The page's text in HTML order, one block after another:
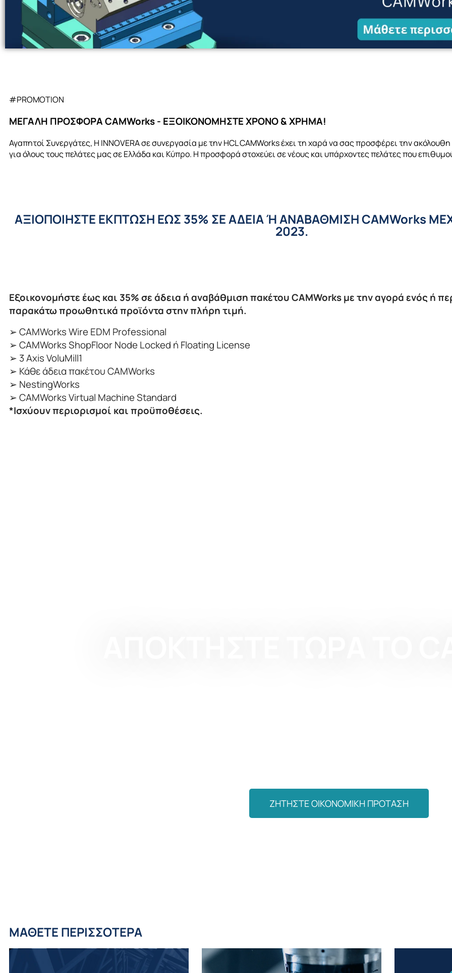
#PROMOTION
ΜΕΓΑΛΗ ΠΡΟΣΦΟΡΑ CAMWorks - ΕΞΟΙΚΟΝΟΜΗΣΤΕ ΧΡΟΝΟ & ΧΡΗΜΑ!​
Αγαπητοί Συνεργάτες, Η INNOVERA σε συνεργασία με την HCL CAMWorks έχει τη χαρά να σας προσφέρει την
για όλους τους πελάτες μας σε Ελλάδα και Κύπρο. Η προσφορά στοχεύει σε νέους και υπάρχοντες πελάτες που
ΑΞΙΟΠΟΙΗΣΤΕ ΕΚΠΤΩΣΗ ΕΩΣ 35% ΣΕ ΑΔΕΙΑ Ή ΑΝΑΒΑΘΜΙΣΗ CAMWorks
2023.
Εξοικονομήστε έως και 35% σε άδεια ή αναβάθμιση πακέτου CAMWorks με την αγοράενός ή
παρακάτω προωθητικά προϊόντα στην πλήρη τιμή.
➢ CAMWorks Wire EDM Professional
➢ CAMWorks ShopFloor Node Locked ή Floating License
➢ 3 Axis VoluMill1
➢ Κάθε άδεια πακέτου CAMWorks
➢ NestingWorks
➢ CAMWorks Virtual Machine Standard
*Ισχύουν περιορισμοί και προϋποθέσεις.
ΖΗΤΗΣΤΕ ΟΙΚΟΝΟΜΙΚΗ ΠΡΟΤΑΣΗ
ΜΑΘΕΤΕ ΠΕΡΙΣΣΟΤΕΡΑ